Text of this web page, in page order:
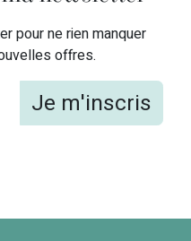
pour ne rien manquer
offres.
Je m'inscris